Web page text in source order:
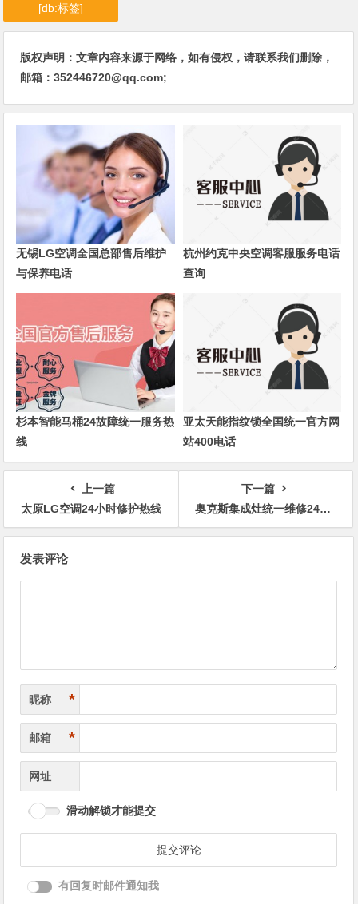
[db:标签]
版权声明：文章内容来源于网络，如有侵权，请联系我们删除，
邮箱：352446720@qq.com;
无锡LG空调全国总部售后维护
与保养电话
杭州约克中央空调客服服务电话
查询
杉本智能马桶24故障统一服务热
线
亚太天能指纹锁全国统一官方网
站400电话
上一篇
太原LG空调24小时修护热线
下一篇
奥克斯集成灶统一维修24小时热线
发表评论
昵称 *
邮箱 *
网址
滑动解锁才能提交
有回复时邮件通知我